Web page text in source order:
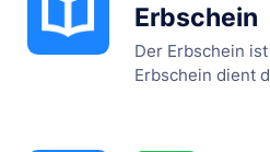
Erbschein
Der Erbschein
Erbschein dient